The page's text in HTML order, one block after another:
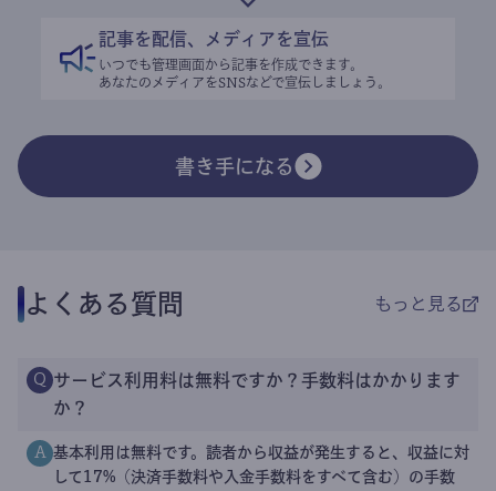
記事を配信、メディアを宣伝
いつでも管理画面から記事を作成できます。
あなたのメディアをSNSなどで宣伝しましょう。
書き手になる
よくある質問 もっと見る
Q サービス利用料は無料ですか？手数料はかかります
か？
A 基本利用は無料です。読者から収益が発生すると、収益に対
して17%（決済手数料や入金手数料をすべて含む）の手数